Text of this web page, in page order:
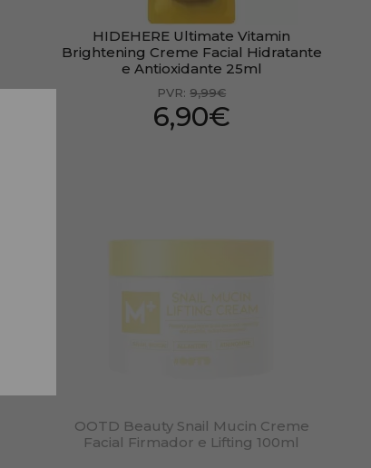
HIDEHERE Ultimate Vitamin
Brightening Creme Facial Hidratante
e Antioxidante 25ml
PVR:9,99€
6,90€
OOTD Beauty Snail Mucin Creme
Facial Firmador e Lifting 100ml